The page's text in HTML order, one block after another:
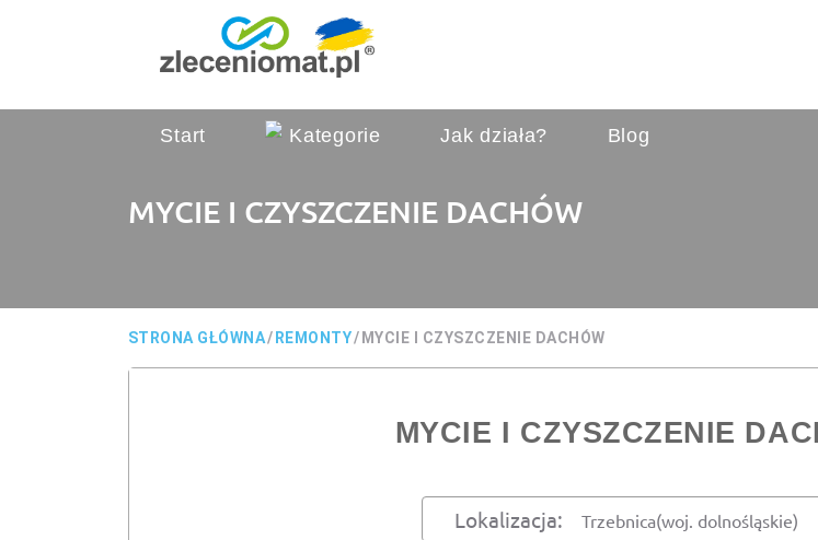
Start Kategorie Jak działa? Blog
MYCIE I CZYSZCZENIE DACHÓW
STRONA GŁÓWNA/ REMONTY/ MYCIE I CZYSZCZENIE DACHÓW
MYCIE I CZYSZCZENIE
Lokalizacja: